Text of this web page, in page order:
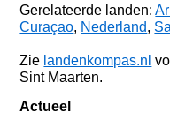
Gerelateerde landen:
Curaçao, Nederland,
Zie landenkompas.nl
Sint Maarten.
Actueel